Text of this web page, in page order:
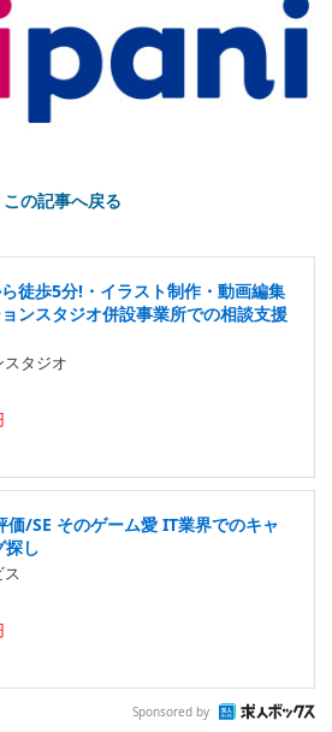
この記事へ戻る
徒歩5分!・イラスト制作・動画編集
ンスタジオ併設事業所での相談支援
タジオ
/SE そのゲーム愛 IT業界でのキャ
探し
ス
Sponsored by